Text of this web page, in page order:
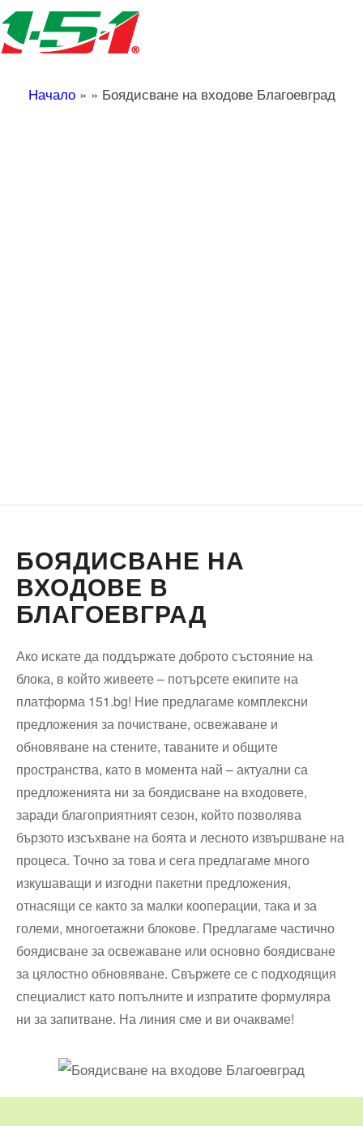
Начало» » Боядисване на входове Благоевград
БОЯДИСВАНЕ НА
ВХОДОВЕ В
БЛАГОЕВГРАД
Ако искате да поддържате доброто състояние на
блока, в който живеете – потърсете екипите на
платформа 151.bg! Ние предлагаме комплексни
предложения за почистване, освежаване и
обновяване на стените, таваните и общите
пространства, като в момента най – актуални са
предложенията ни за боядисване на входовете,
заради благоприятният сезон, който позволява
бързото изсъхване на боята и лесното извършване на
процеса. Точно за това и сега предлагаме много
изкушаващи и изгодни пакетни предложения,
отнасящи се както за малки кооперации, така и за
големи, многоетажни блокове. Предлагаме частично
боядисване за освежаване или основно боядисване
за цялостно обновяване. Свържете се с подходящия
специалист като попълните и изпратите формуляра
ни за запитване. На линия сме и ви очакваме!